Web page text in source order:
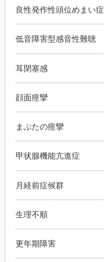
良性発作性頭位めまい症
低音障害型感音性難聴
耳閉塞感
顔面痙攣
まぶたの痙攣
甲状腺機能亢進症
月経前症候群
生理不順
更年期障害